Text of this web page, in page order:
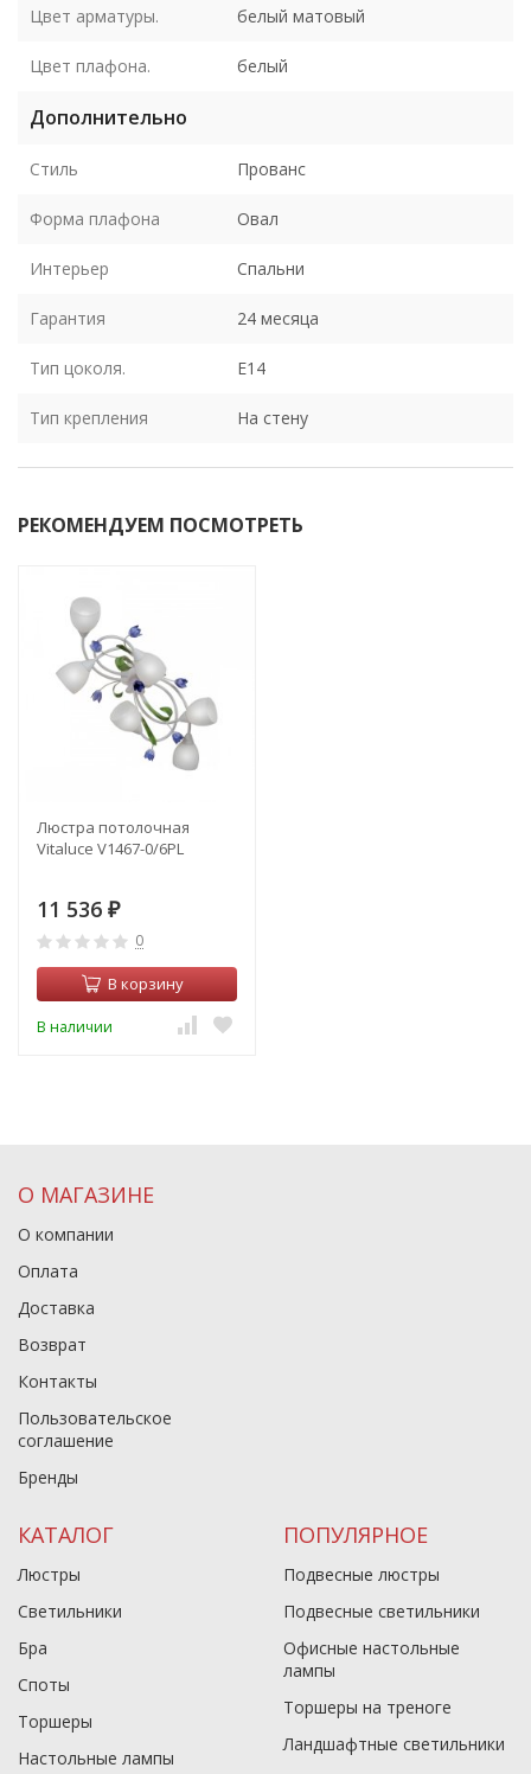
Цвет арматуры. белый матовый
Цвет плафона. белый
Дополнительно
Стиль Прованс
Форма плафона Овал
Интерьер Спальни
Гарантия 24 месяца
Тип цоколя. E14
Тип крепления На стену
РЕКОМЕНДУЕМ ПОСМОТРЕТЬ
Люстра потолочная
Vitaluce V1467-0/6PL
11 536 ₽
0
В корзину
В наличии
О МАГАЗИНЕ
О компании
Оплата
Доставка
Возврат
Контакты
Пользовательское
соглашение
Бренды
КАТАЛОГ
Люстры
Светильники
Бра
Споты
Торшеры
Настольные лампы
ПОПУЛЯРНОЕ
Подвесные люстры
Подвесные светильники
Офисные настольные
лампы
Торшеры на треноге
Ландшафтные светильники